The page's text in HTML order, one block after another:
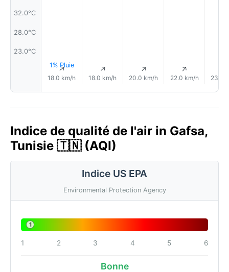
32.0°C
28.0°C
23.0°C
1% Pluie
↑
18.0 km/h
↑
18.0 km/h
↑
20.0 km/h
↑
22.0 km/h 23.0
Indice de qualité de l'air in Gafsa,
Tunisie 🇹🇳 (AQI)
Indice US EPA
Environmental Protection Agency
1
1 2 3 4 5 6
Bonne